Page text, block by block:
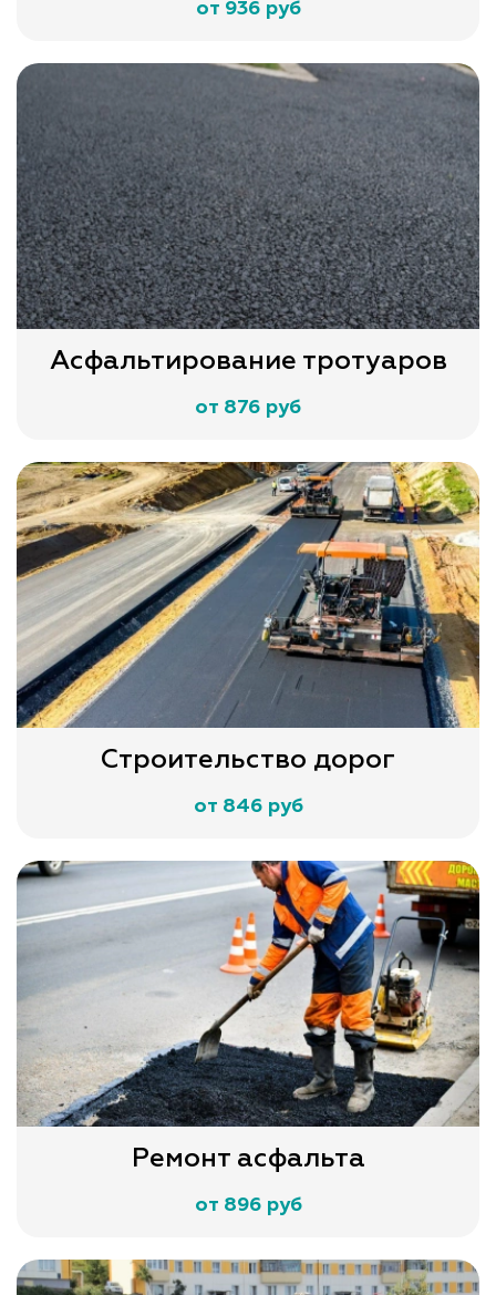
от 936 руб
Асфальтирование тротуаров
от 876 руб
Строительство дорог
от 846 руб
Ремонт асфальта
от 896 руб